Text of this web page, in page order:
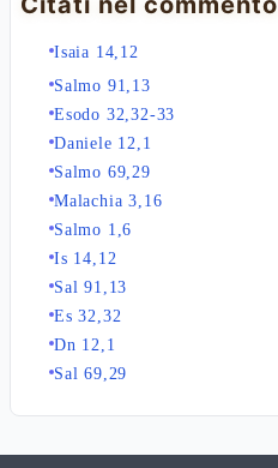
Isaia 14,12
Salmo 91,13
Esodo 32,32-33
Daniele 12,1
Salmo 69,29
Malachia 3,16
Salmo 1,6
Is 14,12
Sal 91,13
Es 32,32
Dn 12,1
Sal 69,29